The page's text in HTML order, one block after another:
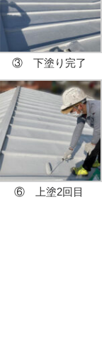
③ 下塗り完了
⑥ 上塗2回目